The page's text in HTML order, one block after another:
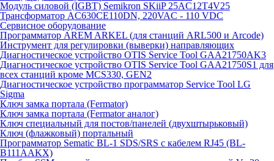
Модуль силовой (IGBT) Semikron SKiiP 25AC12T4V25
Трансформатор AC630CE110DN, 220VAC - 110 VDC
Сервисное оборудование
Программатор AREM ARKEL (для станций ARL500 и Arcode)
Инструмент для регулировки (выверки) направляющих
Диагностическое устройство OTIS Service Tool GAA21750AK3
Диагностическое устройство OTIS Service Tool GAA21750S1 для
всех станций кроме MCS330, GEN2
Диагностическое устройство программатор Service Tool LG
Sigma
Ключ замка портала (Fermator)
Ключ замка портала (Fermator аналог)
Ключ специальный для постов/панелей (двухштырьковый)
Ключ (флажковый) портальный
Программатор Sematic BL-1 SDS/SRS с кабелем RJ45 (BL-
B111AAKX)